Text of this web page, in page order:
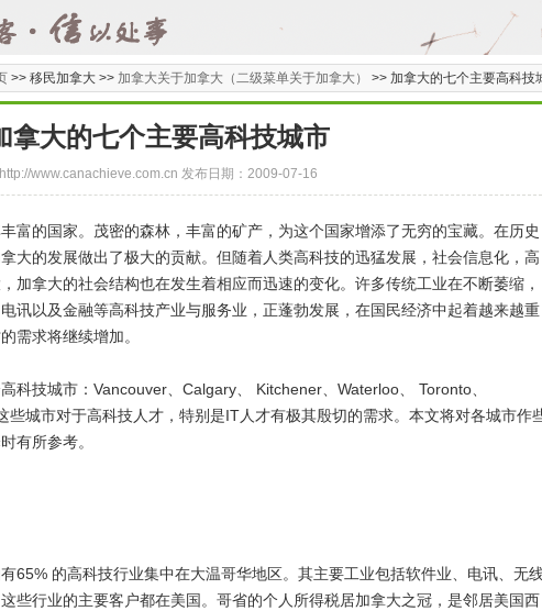
>> 移民加拿大 >> 加拿大关于加拿大（二级菜单关于加拿大） >> 加拿大的七个主要高科技
拿大的七个主要高科技城市
http://www.canachieve.com.cn 发布日期：2009-07-16
的国家。茂密的森林，丰富的矿产，为这个国家增添了无穷的宝藏。在历史
大的发展做出了极大的贡献。但随着人类高科技的迅猛发展，社会信息化，高
加拿大的社会结构也在发生着相应而迅速的变化。许多传统工业在不断萎缩，
讯以及金融等高科技产业与服务业，正蓬勃发展，在国民经济中起着越来越重
的需求将继续增加。
技城市：Vancouver、Calgary、 Kitchener、Waterloo、 Toronto、
城市对于高科技人才，特别是IT人才有极其殷切的需求。本文将对各城市作
有所参考。
的高科技行业集中在大温哥华地区。其主要工业包括软件业、电讯、无
些行业的主要客户都在美国。哥省的个人所得税居加拿大之冠，是邻居美国西